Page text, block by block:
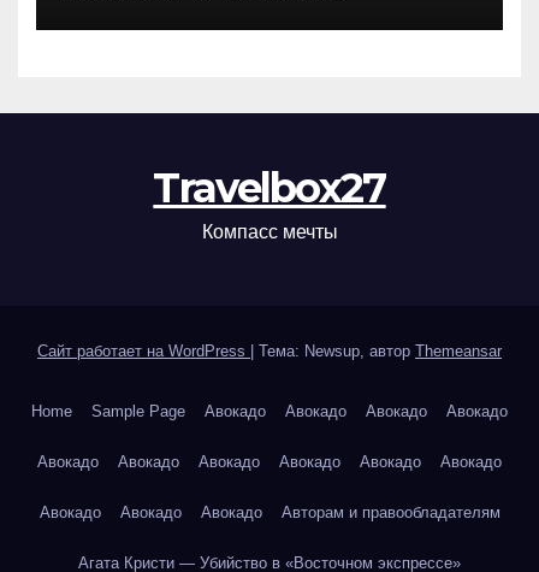
Travelbox27
Компасс мечты
Сайт работает на WordPress Тема: Newsup, автор Themeansar
Home Sample Page Авокадо Авокадо Авокадо Авокадо
Авокадо Авокадо Авокадо Авокадо Авокадо Авокадо
Авокадо Авокадо Авокадо Авторам и правообладателям
Агата Кристи — Убийство в «Восточном экспрессе»